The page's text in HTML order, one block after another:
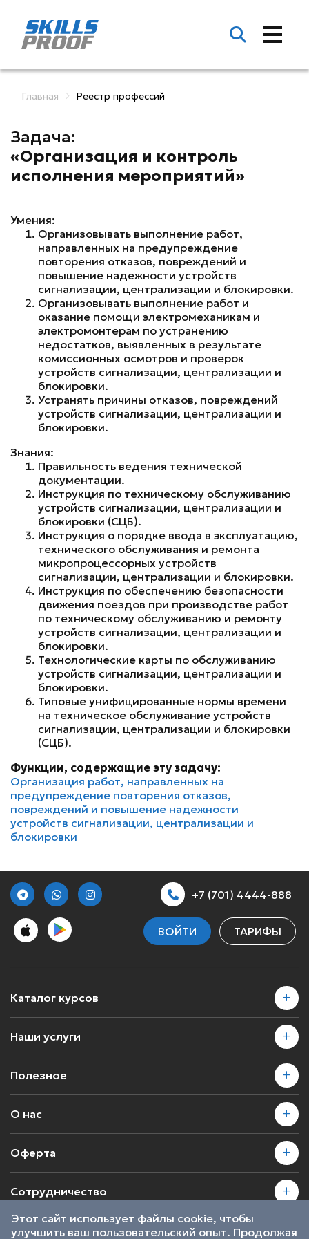
Главная Реестр профессий
Задача:
«Организация и контроль
исполнения мероприятий»
Умения:
Организовывать выполнение работ,
направленных на предупреждение
повторения отказов, повреждений и
повышение надежности устройств
сигнализации, централизации и блокировки.
Организовывать выполнение работ и
оказание помощи электромеханикам и
электромонтерам по устранению
недостатков, выявленных в результате
комиссионных осмотров и проверок
устройств сигнализации, централизации и
блокировки.
Устранять причины отказов, повреждений
устройств сигнализации, централизации и
блокировки.
Знания:
Правильность ведения технической
документации.
Инструкция по техническому обслуживанию
устройств сигнализации, централизации и
блокировки (СЦБ).
Инструкция о порядке ввода в эксплуатацию,
технического обслуживания и ремонта
микропроцессорных устройств
сигнализации, централизации и блокировки.
Инструкция по обеспечению безопасности
движения поездов при производстве работ
по техническому обслуживанию и ремонту
устройств сигнализации, централизации и
блокировки.
Технологические карты по обслуживанию
устройств сигнализации, централизации и
блокировки.
Типовые унифицированные нормы времени
на техническое обслуживание устройств
сигнализации, централизации и блокировки
(СЦБ).
Функции, содержащие эту задачу:
Организация работ, направленных на
предупреждение повторения отказов,
повреждений и повышение надежности
устройств сигнализации, централизации и
блокировки
+7 (701) 4444-888
ВОЙТИ ТАРИФЫ
Каталог курсов
Наши услуги
Полезное
О нас
Оферта
Сотрудничество
Этот сайт использует файлы cookie, чтобы
улучшить ваш пользовательский опыт. Продолжая